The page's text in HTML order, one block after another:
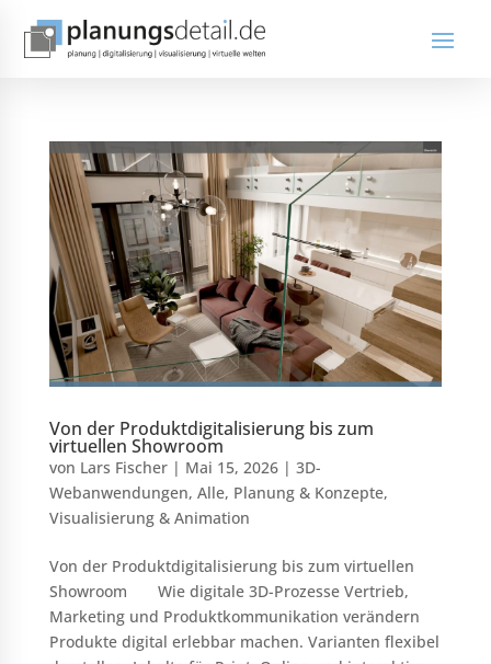
Von der Produktdigitalisierung bis zum
virtuellen Showroom
von Lars Fischer| Mai 15, 2026| 3D-
Webanwendungen, Alle, Planung & Konzepte,
Visualisierung & Animation
Von der Produktdigitalisierung bis zum virtuellen
Showroom Wie digitale 3D-Prozesse Vertrieb,
Marketing und Produktkommunikation verändern
Produkte digital erlebbar machen. Varianten flexibel